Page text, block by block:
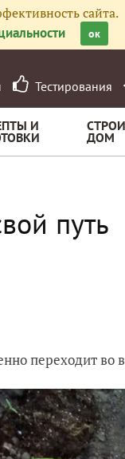
сайта.
ок
Тестирования
И
ДОМ
путь
переходит во